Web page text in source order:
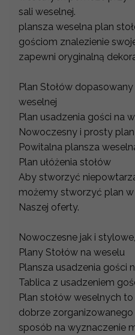
sali weselnej.
plansza weselna plan
gościom znalezienie
zapewni oryginalną
Plan Stołów
weselnej
Plan usadzenia gości na
Nowoczesny i prosty
Powitalna plansza
Plan ułóżenia stołów
Aby stworzyć
możemy stworzyć plan
Naszej oferty.
Nowoczesne jak i
Plany Stołów na weselu
Plansza usadzenia gości
Tablica z usadzeniem
Plan stołów weselnych
dobrze
sposób na wyznaczenie